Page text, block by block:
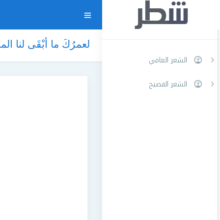
الشعر العامي
الشعر الفصيح
لعمرُكَ ما أبْقَى لنا